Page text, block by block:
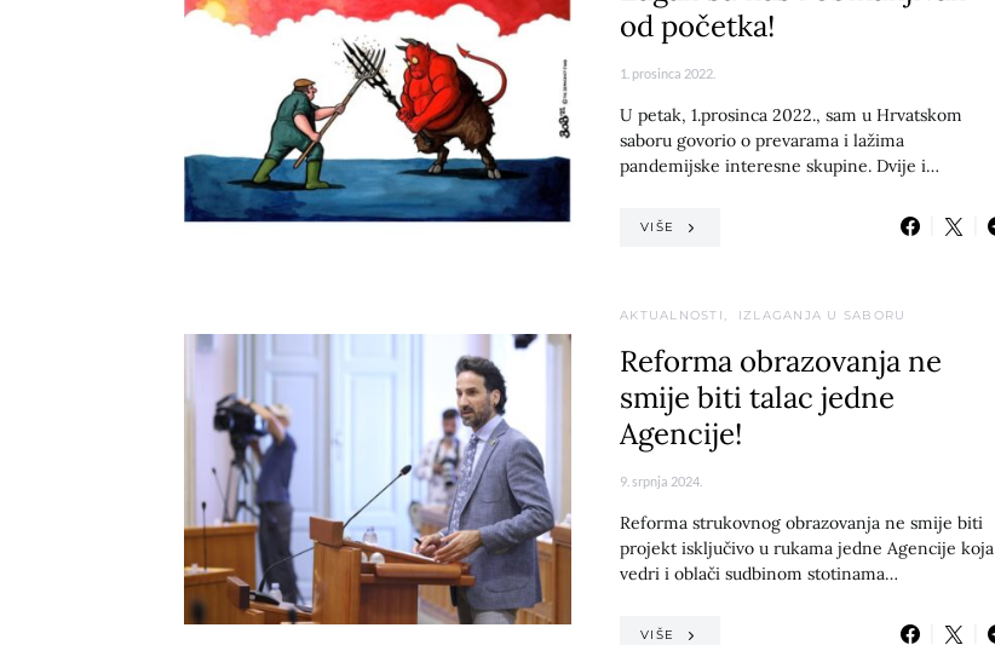
od početka!
1. prosinca 2022.
U petak, 1.prosinca 2022., sam u Hrvatskom
saboru govorio o prevarama i lažima
pandemijske interesne skupine. Dvije i…
VIŠE
AKTUALNOSTI IZLAGANJA U SABORU
Reforma obrazovanja ne
smije biti talac jedne
Agencije!
9. srpnja 2024.
Reforma strukovnog obrazovanja ne smije biti
projekt isključivo u rukama jedne Agencije koja
vedri i oblači sudbinom stotinama…
VIŠE